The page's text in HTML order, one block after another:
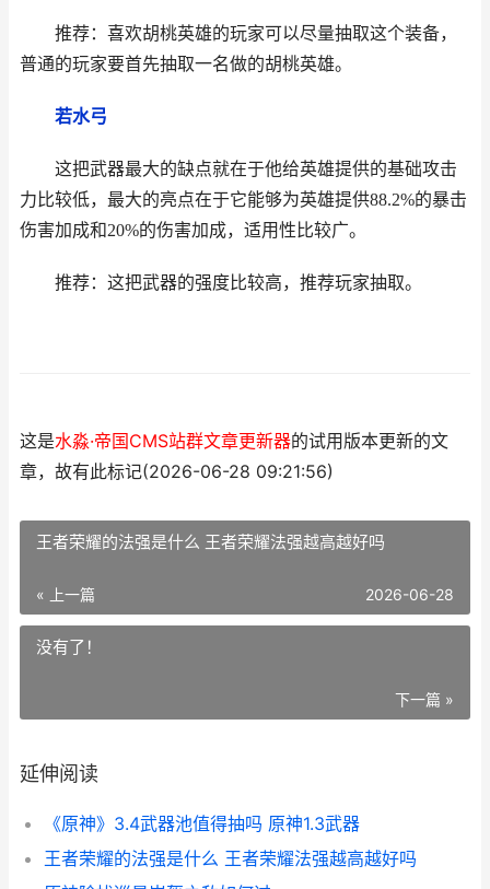
推荐：喜欢胡桃英雄的玩家可以尽量抽取这个装备，
普通的玩家要首先抽取一名做的胡桃英雄。
若水弓
这把武器最大的缺点就在于他给英雄提供的基础攻击
力比较低，最大的亮点在于它能够为英雄提供88.2%的暴击
伤害加成和20%的伤害加成，适用性比较广。
推荐：这把武器的强度比较高，推荐玩家抽取。
这是水淼·帝国CMS站群文章更新器的试用版本更新的文
章，故有此标记(2026-06-28 09:21:56)
王者荣耀的法强是什么 王者荣耀法强越高越好吗
« 上一篇 2026-06-28
没有了！
下一篇 »
延伸阅读
《原神》3.4武器池值得抽吗 原神1.3武器
王者荣耀的法强是什么 王者荣耀法强越高越好吗